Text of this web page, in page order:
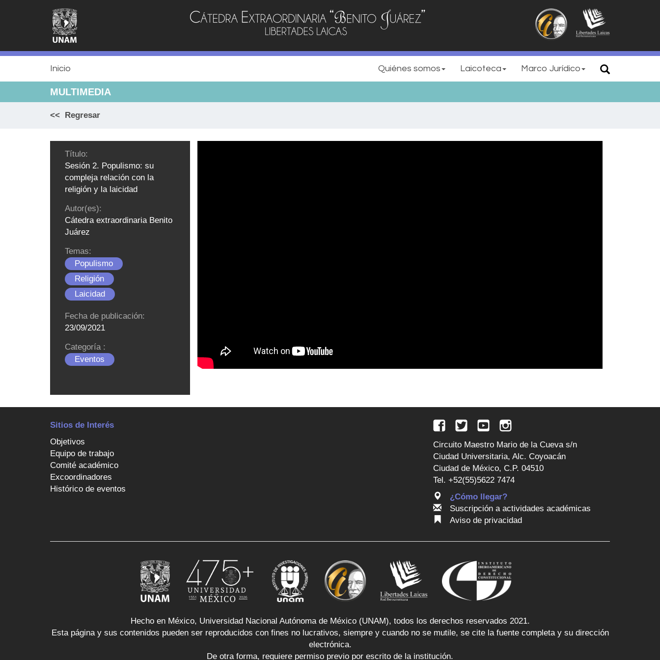
Inicio Quiénes somos Laicoteca Marco Jurídico
MULTIMEDIA
<< Regresar
Título:
Sesión 2. Populismo: su
compleja relación con la
religión y la laicidad
Autor(es):
Cátedra extraordinaria Benito
Juárez
Temas:
Populismo
Religión
Laicidad
Fecha de publicación:
23/09/2021
Categoría :
Eventos
Sitios de Interés
Objetivos
Equipo de trabajo
Comité académico
Excoordinadores
Histórico de eventos
Circuito Maestro Mario de la Cueva s/n
Ciudad Universitaria, Alc. Coyoacán
Ciudad de México, C.P. 04510
Tel. +52(55)5622 7474
¿Cómo llegar?
Suscripción a actividades académicas
Aviso de privacidad
Hecho en México, Universidad Nacional Autónoma de México (UNAM), todos los derechos reservados 2021.
Esta página y sus contenidos pueden ser reproducidos con fines no lucrativos, siempre y cuando no se mutile, se cite la fuente completa y su dirección
electrónica.
De otra forma, requiere permiso previo por escrito de la institución.